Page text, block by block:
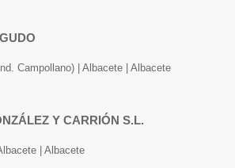
Campollano) | Albacete | Albacete
Y CARRIÓN S.L.
| Albacete